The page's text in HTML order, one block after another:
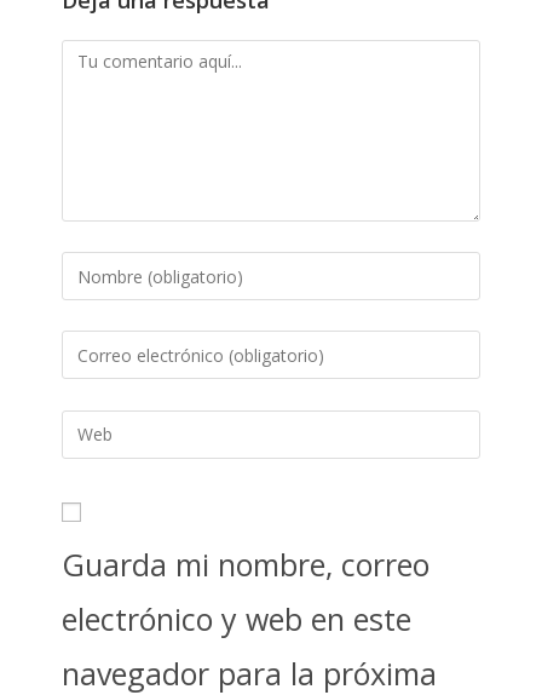
Guarda mi nombre, correo
electrónico y web en este
navegador para la próxima